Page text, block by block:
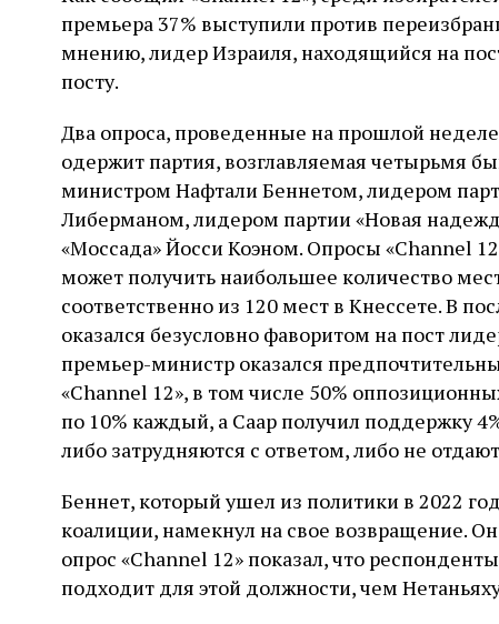
премьера 37% выступили против
мнению, лидер Израиля, находящийся на
посту.
Два опроса, проведенные на прошлой
одержит партия, возглавляемая четырьмя
министром Нафтали Беннетом, лидером
Либерманом, лидером партии «Новая
«Моссада» Йосси Коэном. Опросы «Channel
может получить наибольшее количество
соответственно из 120 мест в Кнессете. В
оказался безусловно фаворитом на пост
премьер-министр оказался
«Channel 12», в том числе 50%
по 10% каждый, а Саар получил поддержку
либо затрудняются с ответом, либо не
Беннет, который ушел из политики в 2022
коалиции, намекнул на свое возвращение.
опрос «Channel 12» показал, что
подходит для этой должности, чем